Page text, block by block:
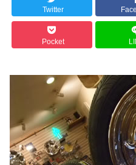
Twitter
Pocket